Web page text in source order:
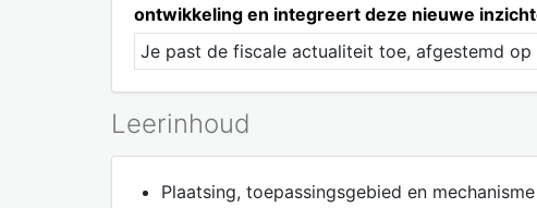
ontwikkeling en integreert deze nieuwe
Je past de fiscale actualiteit toe, afgestemd
Leerinhoud
Plaatsing, toepassingsgebied en mechanisme